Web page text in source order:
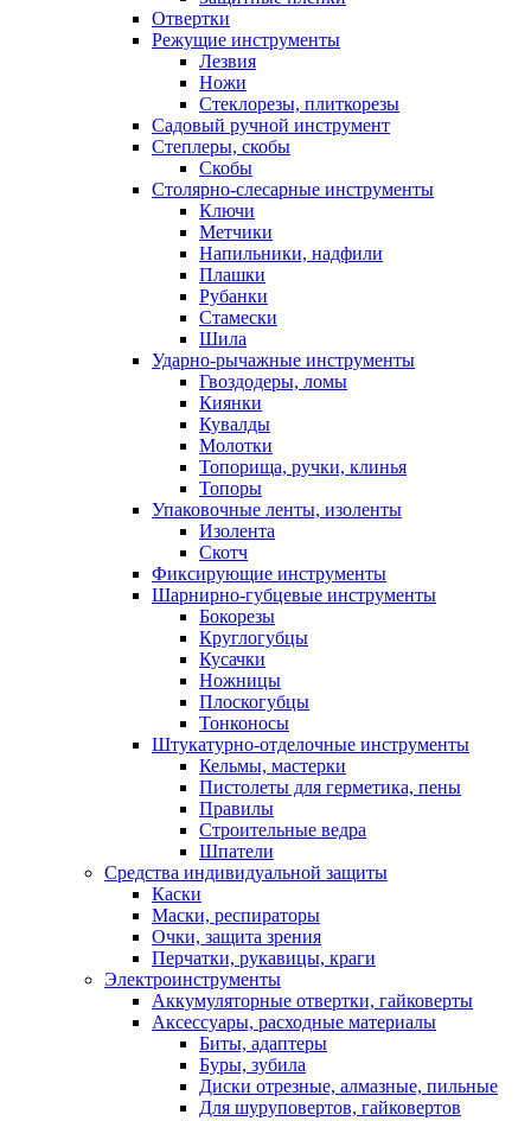
Отвертки
Режущие инструменты
Лезвия
Ножи
Стеклорезы, плиткорезы
Садовый ручной инструмент
Степлеры, скобы
Скобы
Столярно-слесарные инструменты
Ключи
Метчики
Напильники, надфили
Плашки
Рубанки
Стамески
Шила
Ударно-рычажные инструменты
Гвоздодеры, ломы
Киянки
Кувалды
Молотки
Топорища, ручки, клинья
Топоры
Упаковочные ленты, изоленты
Изолента
Скотч
Фиксирующие инструменты
Шарнирно-губцевые инструменты
Бокорезы
Круглогубцы
Кусачки
Ножницы
Плоскогубцы
Тонконосы
Штукатурно-отделочные инструменты
Кельмы, мастерки
Пистолеты для герметика, пены
Правилы
Строительные ведра
Шпатели
Средства индивидуальной защиты
Каски
Маски, респираторы
Очки, защита зрения
Перчатки, рукавицы, краги
Электроинструменты
Аккумуляторные отвертки, гайковерты
Аксессуары, расходные материалы
Биты, адаптеры
Буры, зубила
Диски отрезные, алмазные, пильные
Для шуруповертов, гайковертов